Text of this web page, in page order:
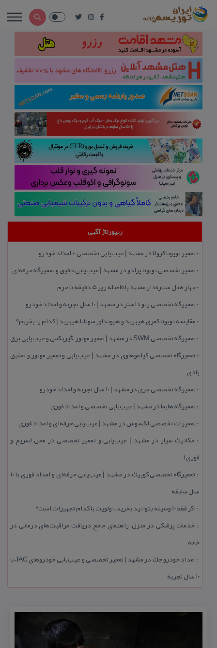
ریپورتاژ آگهی
:: تعمیر تویوتا كرولا در مشهد | عیب‌یابی تخصصی + امداد خودرو
:: تعمیر تخصصی تویوتا پرادو در مشهد | عیب‌یابی دقیق و تعمیرگاه حرفه‌ای
::چهار هتل‌ ستاره‌دار مشهد با فاصله زیر 5 دقیقه تا حرم
:: تعمیرگاه تخصصی رنو داستر در مشهد | ۱۰ سال تجربه و امداد خودرو
:: مقایسه تویوتا كمری هیبرید و هیوندای سوناتا هیبرید | كدام را بخریم؟
:: تعمیرگاه تخصصی SWM در مشهد | تعمیر موتور، گیربكس و عیب‌یابی برق
:: تعمیرگاه تخصصی كیا موهاوی در مشهد | عیب‌یابی و تعمیر موتور و تعلیق
بادی
:: تعمیرگاه تخصصی چری در مشهد | ۱۰ سال تجربه و امداد خودرو
:: تعمیرگاه هایما در مشهد | عیب‌یابی تخصصی و امداد فوری
:: تعمیرات تخصصی لكسوس در مشهد | عیب‌یابی حرفه‌ای و امداد فوری
:: مكانیك سیار در مشهد | عیب‌یابی و تعمیر تخصصی در محل (سریع و
فوری)
::
تعمیرگاه تخصصی كوییك در مشهد | عیب‌یابی حرفه‌ای و امداد فوری با ۱۰
سال سابقه
:: اگر فقط 10 وسیله بتوانید بخرید، اولویت با كدام تجهیزات است؟
:: خدمات پزشكی در منزل؛ راهنمای جامع دریافت مراقبت‌های درمانی در
خانه
::
امداد خودرو جك در مشهد | تعمیر تخصصی و عیب‌یابی خودروهای JAC با
۱۰ سال تجربه